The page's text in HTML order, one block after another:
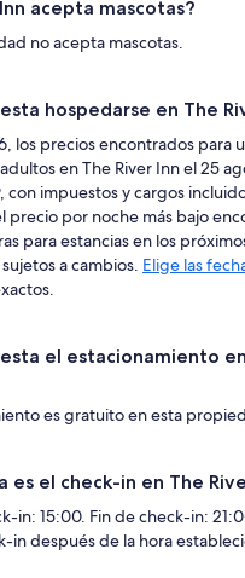
acepta mascotas?
no acepta mascotas.
hospedarse en The
los precios encontrados para
en The River Inn el 25
con impuestos y cargos
precio por noche más bajo
para estancias en los
a cambios. Elige las
el estacionamiento
es gratuito en esta
es el check-in en The
in: 15:00. Fin de check-in:
in después de la hora